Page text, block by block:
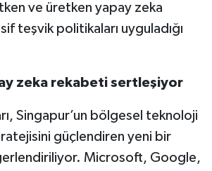
ve üretken yapay zeka
teşvik politikaları uyguladığı
zeka rekabeti sertleşiyor
Singapur’un bölgesel teknoloji
güçlendiren yeni bir
Microsoft, Google,